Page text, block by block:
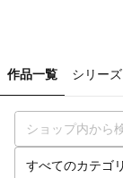
作品一覧 シリーズ